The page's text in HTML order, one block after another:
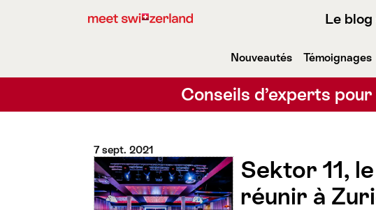
Le blog
Nouveautés Témoignages
Conseils d’experts
7 sept. 2021
Sektor 11,
réunir à